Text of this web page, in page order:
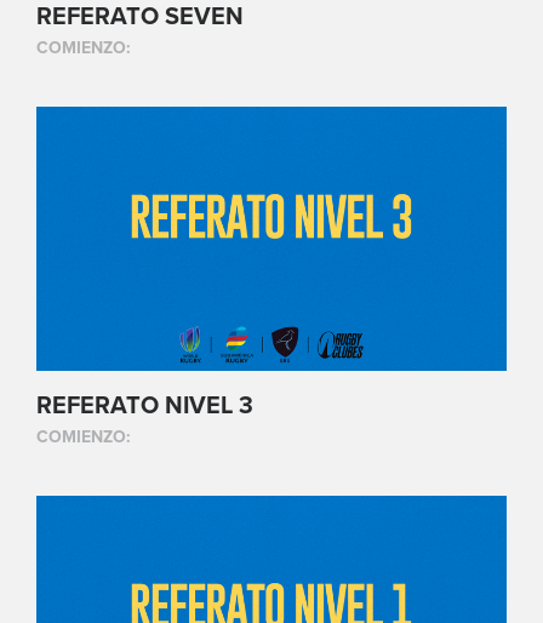
REFERATO SEVEN
COMIENZO:
REFERATO NIVEL 3
COMIENZO: